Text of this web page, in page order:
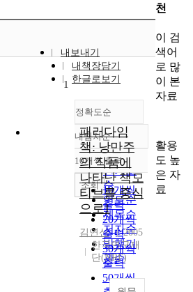
내보내기
내책장담기
한글로보기
정확도순
정확도
순
인기도
순
연도순
제목순
저자순
발행기
관순
내림차순
내림차순
10개씩 출력
10개씩
출력
20개씩
출력
30개씩
출력
50개씩
조회
1
패러다임
책: 낭만주
의 작품에
나타난 책모
티브를 중심
으로1
김연신
2005
한국연구재
단(NRF)
천
이 검
색어
로 많
이 본
자료
활용
도 높
은 자
료